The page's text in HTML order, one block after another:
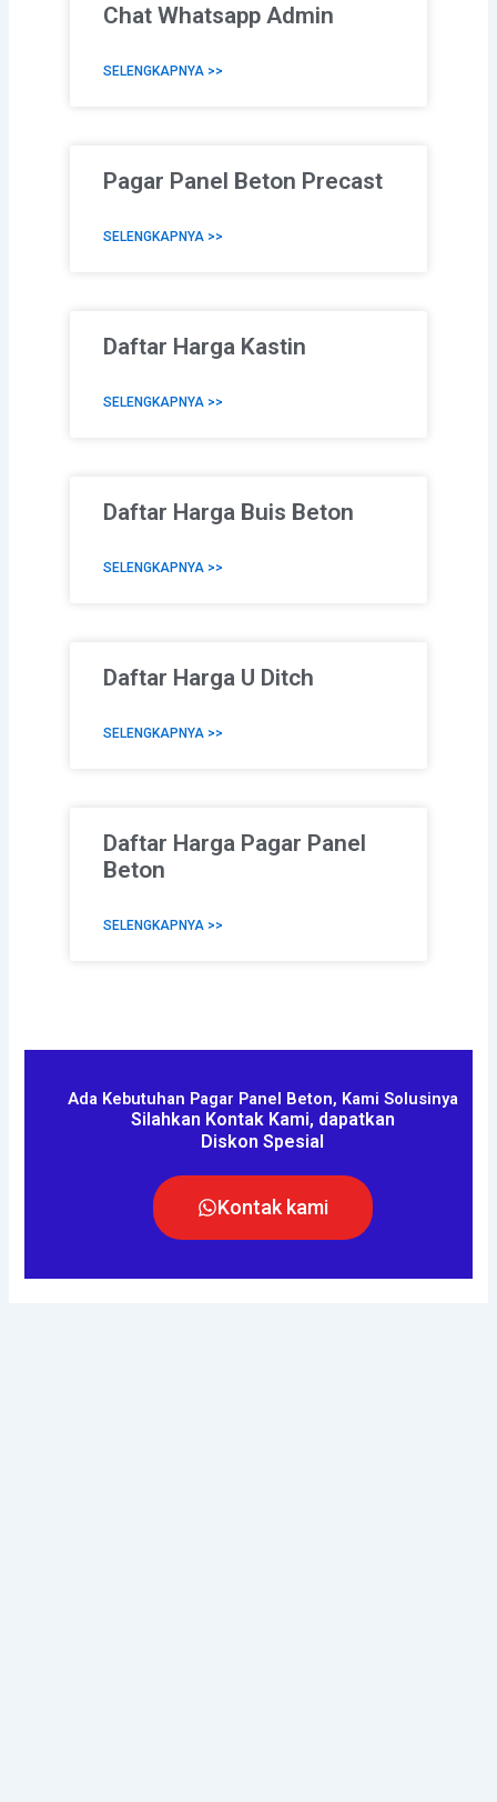
Chat Whatsapp Admin
SELENGKAPNYA >>
Pagar Panel Beton Precast
SELENGKAPNYA >>
Daftar Harga Kastin
SELENGKAPNYA >>
Daftar Harga Buis Beton
SELENGKAPNYA >>
Daftar Harga U Ditch
SELENGKAPNYA >>
Daftar Harga Pagar Panel
Beton
SELENGKAPNYA >>
Ada Kebutuhan Pagar Panel Beton, Kami Solusinya
Silahkan Kontak Kami, dapatkan
Diskon Spesial
Kontak kami